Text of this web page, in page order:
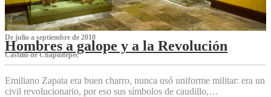
De julio a septiembre de 2010
Hombres a galope y a la Revolución
Castillo de Chapultepec
Emiliano Zapata era buen charro, nunca usó uniforme militar: era un
civil revolucionario, por eso sus símbolos de caudillo,…